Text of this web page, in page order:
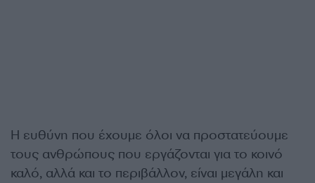
Η ευθύνη που έχουμε όλοι να προστατεύουμε
τους ανθρώπους που εργάζονται για το κοινό
καλό, αλλά και το περιβάλλον, είναι μεγάλη και